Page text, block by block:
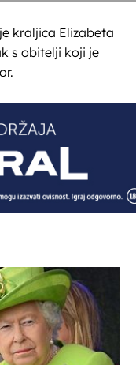
kraljica Elizabeta
s obitelji koji je